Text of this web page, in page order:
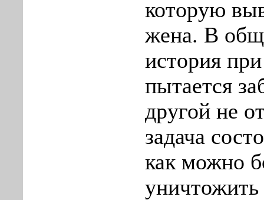
которую
жена. В
история
пытается
другой не
задача
как можно
уничтожить